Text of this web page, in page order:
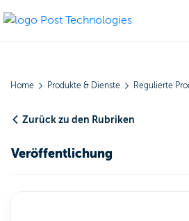
Home Produkte & Dienste Regulierte
Zurück zu den Rubriken
Veröffentlichung